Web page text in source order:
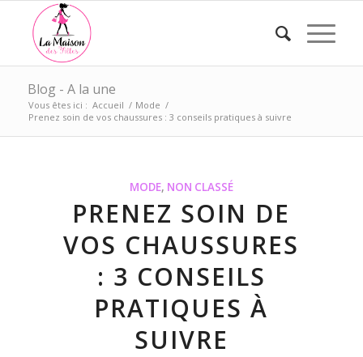
Blog - A la une
Vous êtes ici : Accueil / Mode /
Prenez soin de vos chaussures : 3 conseils pratiques à suivre
MODE, NON CLASSÉ
PRENEZ SOIN DE
VOS CHAUSSURES
: 3 CONSEILS
PRATIQUES À
SUIVRE